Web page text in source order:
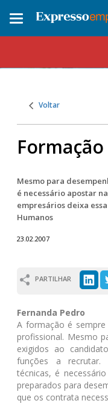
Toggle
Voltar
Mesmo para
é necessário apostar
empresários deixa
Humanos
23.02.2007
PARTILHAR
Fernanda Pedro
A formação é
profissional. Mesmo
exigidos ao
funções a recrutar.
técnicas, é
preparados para
que os contrata